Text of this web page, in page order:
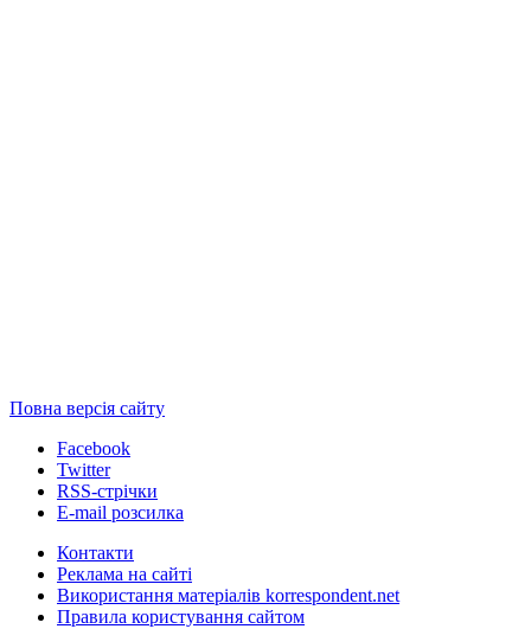
Повна версія сайту
Facebook
Twitter
RSS-стрічки
E-mail розсилка
Контакти
Реклама на сайті
Використання матеріалів korrespondent.net
Правила користування сайтом